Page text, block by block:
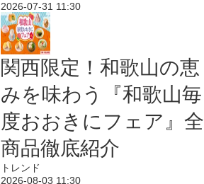
2026-07-31 11:30
関西限定！和歌山の恵
みを味わう『和歌山毎
度おおきにフェア』全
商品徹底紹介
トレンド
2026-08-03 11:30